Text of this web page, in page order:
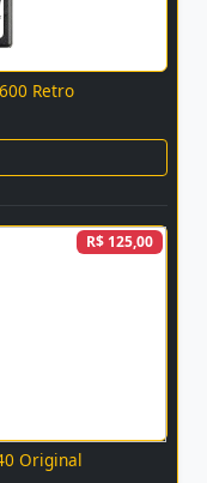
Retro
R$ 125,00
Original